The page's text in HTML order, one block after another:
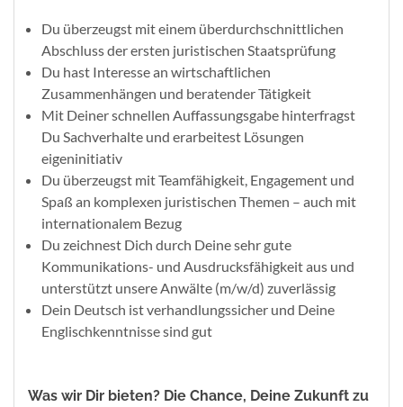
Du überzeugst mit einem überdurchschnittlichen
Abschluss der ersten juristischen Staatsprüfung
Du hast Interesse an wirtschaftlichen
Zusammenhängen und beratender Tätigkeit
Mit Deiner schnellen Auffassungsgabe hinterfragst
Du Sachverhalte und erarbeitest Lösungen
eigeninitiativ
Du überzeugst mit Teamfähigkeit, Engagement und
Spaß an komplexen juristischen Themen – auch mit
internationalem Bezug
Du zeichnest Dich durch Deine sehr gute
Kommunikations- und Ausdrucksfähigkeit aus und
unterstützt unsere Anwälte (m/w/d) zuverlässig
Dein Deutsch ist verhandlungssicher und Deine
Englischkenntnisse sind gut
Was wir Dir bieten? Die Chance, Deine Zukunft zu